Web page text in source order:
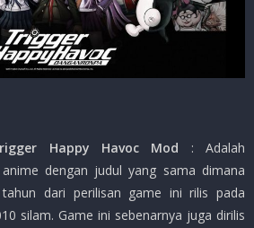
Happy Havoc Mod : Adalah
dengan judul yang sama dimana
dari perilisan game ini rilis pada
silam. Game ini sebenarnya juga dirilis